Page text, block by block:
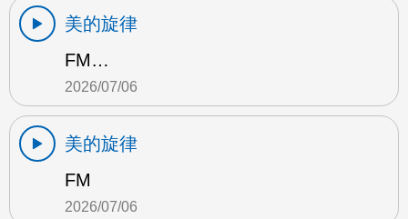
美的旋律
FM…
2026/07/06
美的旋律
FM
2026/07/06